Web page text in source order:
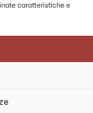
caratteristiche e